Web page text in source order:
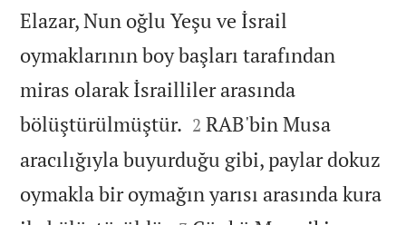
Elazar, Nun oğlu Yeşu ve İsrail
oymaklarının boy başları tarafından
miras olarak İsrailliler arasında
bölüştürülmüştür. 

2 RAB'bin Musa
aracılığıyla buyurduğu gibi, paylar dokuz
oymakla bir oymağın yarısı arasında kura